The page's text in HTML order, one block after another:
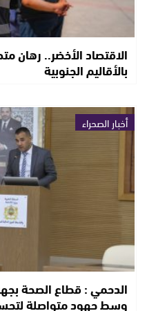
الاقتصاد الأخضر.. رهان
بالأقاليم الجنوبية
أخبار الصحراء
الدحمي : قطاع الصحة
وسط جهود متواصلة